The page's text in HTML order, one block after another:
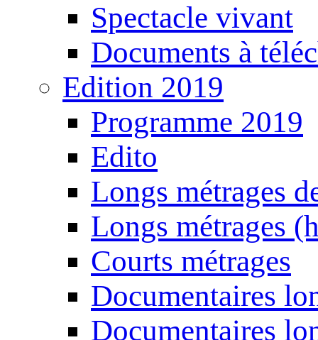
Spectacle vivant
Documents à
Edition 2019
Programme 2019
Edito
Longs métrages
Longs métrages
Courts métrages
Documentaires
Documentaires